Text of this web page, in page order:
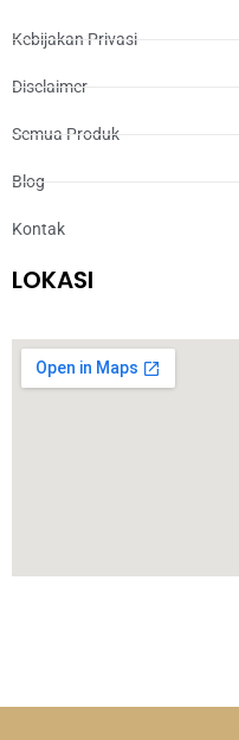
Kebijakan Privasi
Disclaimer
Semua Produk
Blog
Kontak
LOKASI